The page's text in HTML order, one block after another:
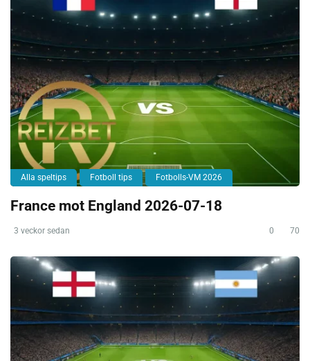
Alla speltips Fotboll tips Fotbolls-VM 2026
France mot England 2026-07-18
3 veckor sedan 0 70